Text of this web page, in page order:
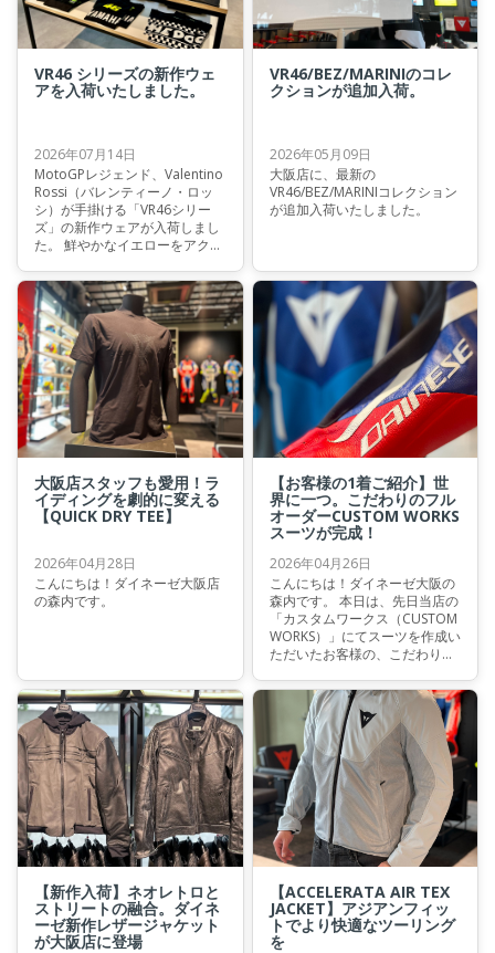
VR46 シリーズの新作ウェ
アを入荷いたしました。
2026年07月14日
MotoGPレジェンド、Valentino
Rossi（バレンティーノ・ロッ
シ）が手掛ける「VR46シリー
ズ」の新作ウェアが入荷しまし
た。 鮮やかなイエローをアクセ
レプリカモデルなど、ファンな
ら思わず手に取りたくなるアイ
テムがラインナップしていま
す。MotoGPファンはもちろ
ん、普段使いにもおすすめでき
るデザインです。 ▼まずは定番
人気！VR46 Monster Energy
WRT Tシャツ バレンティーノ・
ロッシの4輪レーサーとしての
もう一つの顔、VR46 WRTチー
ムのTシャツ。
VR46/BEZ/MARINIのコレ
クションが追加入荷。
2026年05月09日
大阪店に、最新の
VR46/BEZ/MARINIコレクション
が追加入荷いたしました。
大阪店スタッフも愛用！ラ
イディングを劇的に変える
【QUICK DRY TEE】
2026年04月28日
こんにちは！ダイネーゼ大阪店
の森内です。
【お客様の1着ご紹介】世
界に一つ。こだわりのフル
オーダーCUSTOM WORKS
スーツが完成！
2026年04月26日
こんにちは！ダイネーゼ大阪の
森内です。 本日は、先日当店の
「カスタムワークス（CUSTOM
WORKS）」にてスーツを作成い
ただいたお客様の、こだわりの
す。 今回オーダーいただいたの
は、ダイネーゼの最新テクノロ
ジーを凝縮した最高峰モデル
「MISANO 3 PERF. D-AIR®」。
お客様の熱いこだわりと、当店
の技術が融合した素晴らしいス
ーツが仕上がりました。
【新作入荷】ネオレトロと
ストリートの融合。ダイネ
ーゼ新作レザージャケット
が大阪店に登場
【ACCELERATA AIR TEX
JACKET】アジアンフィッ
トでより快適なツーリング
を